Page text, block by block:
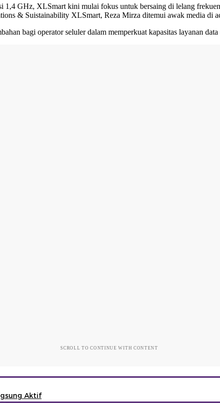
1,4 GHz, XLSmart kini mulai fokus untuk bersaing di lelang
& Suistainability XLSmart, Reza Mirza ditemui awak media di
bagi operator seluler dalam memperkuat kapasitas layanan
SCROLL TO CONTINUE WITH CONTENT
Aktif